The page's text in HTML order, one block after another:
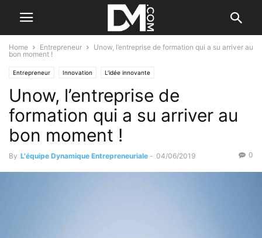
Home Entrepreneur
Unow, l’entreprise de formation qui a su arriver au
bon moment !
Entrepreneur Innovation L'idée innovante
Unow, l’entreprise de
formation qui a su arriver au
bon moment !
By L'équipe Dynamique Entrepreneuriale - 04/06/2019 0